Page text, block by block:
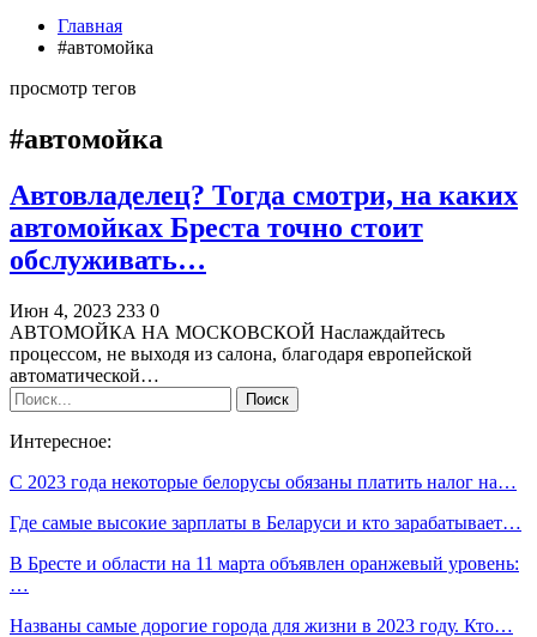
Главная
#автомойка
просмотр тегов
#автомойка
Автовладелец? Тогда смотри, на каких
автомойках Бреста точно стоит
обслуживать…
Июн 4, 2023 233 0
АВТОМОЙКА НА МОСКОВСКОЙ Наслаждайтесь
процессом, не выходя из салона, благодаря европейской
автоматической…
Интересное:
С 2023 года некоторые белорусы обязаны платить налог на…
Где самые высокие зарплаты в Беларуси и кто зарабатывает…
В Бресте и области на 11 марта объявлен оранжевый уровень:
…
Названы самые дорогие города для жизни в 2023 году. Кто…